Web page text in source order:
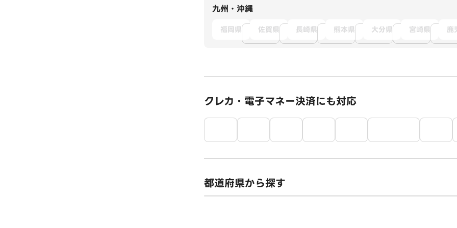
九州・沖縄
福岡県 佐賀県 長崎県 熊本県 大分県 宮崎県 鹿
クレカ・電子マネー決済にも対応
都道府県から探す